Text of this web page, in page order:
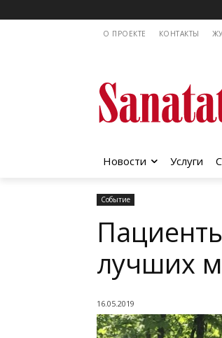
О ПРОЕКТЕ КОНТАКТЫ
Новости Услуги
Событие
лучших
16.05.2019